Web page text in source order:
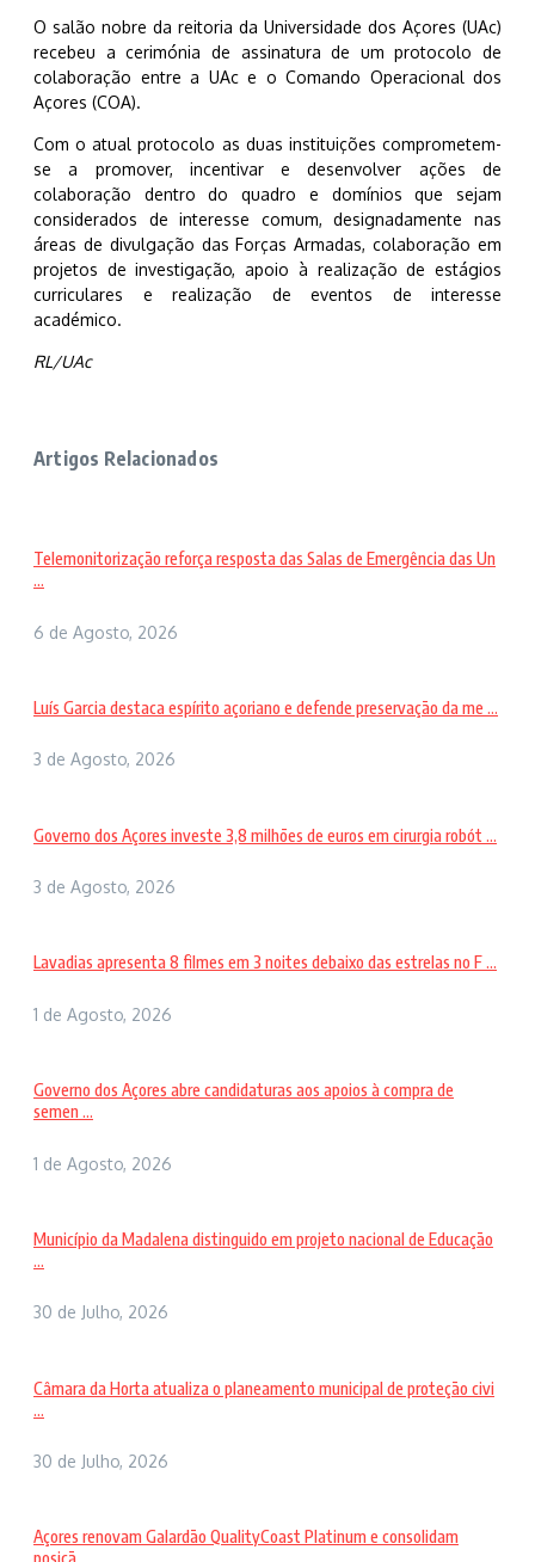
O salão nobre da reitoria da Universidade dos Açores (UAc)
recebeu a cerimónia de assinatura de um protocolo de
colaboração entre a UAc e o Comando Operacional dos
Açores (COA).
Com o atual protocolo as duas instituições comprometem-
se a promover, incentivar e desenvolver ações de
colaboração dentro do quadro e domínios que sejam
considerados de interesse comum, designadamente nas
áreas de divulgação das Forças Armadas, colaboração em
projetos de investigação, apoio à realização de estágios
curriculares e realização de eventos de interesse
académico.
RL/UAc
Artigos Relacionados
Telemonitorização reforça resposta das Salas de Emergência das Un
...
6 de Agosto, 2026
Luís Garcia destaca espírito açoriano e defende preservação da me ...
3 de Agosto, 2026
Governo dos Açores investe 3,8 milhões de euros em cirurgia robót ...
3 de Agosto, 2026
Lavadias apresenta 8 filmes em 3 noites debaixo das estrelas no F ...
1 de Agosto, 2026
Governo dos Açores abre candidaturas aos apoios à compra de
semen ...
1 de Agosto, 2026
Município da Madalena distinguido em projeto nacional de Educação
...
30 de Julho, 2026
Câmara da Horta atualiza o planeamento municipal de proteção civi
...
30 de Julho, 2026
Açores renovam Galardão QualityCoast Platinum e consolidam